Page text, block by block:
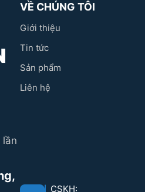
lần
VỀ CHÚNG TÔI
Giới thiệu
Tin tức
Sản phẩm
Liên hệ
CSKH: